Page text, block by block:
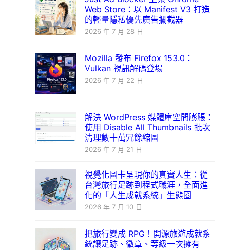
Web Store：以 Manifest V3 打造
的輕量隱私優先廣告攔截器
2026 年 7 月 28 日
Mozilla 發布 Firefox 153.0：
Vulkan 視訊解碼登場
2026 年 7 月 22 日
解決 WordPress 媒體庫空間膨脹：
使用 Disable All Thumbnails 批次
清理數十萬冗餘縮圖
2026 年 7 月 21 日
視覺化圖卡呈現你的真實人生：從
台灣旅行足跡到程式職涯，全面進
化的「人生成就系統」生態圈
2026 年 7 月 10 日
把旅行變成 RPG！開源旅遊成就系
統讓足跡、徽章、等級一次擁有